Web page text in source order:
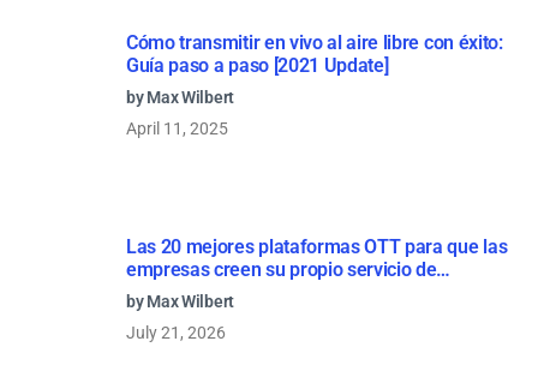
Cómo transmitir en vivo al aire libre con éxito:
Guía paso a paso [2021 Update]
by Max Wilbert
April 11, 2025
Las 20 mejores plataformas OTT para que las
empresas creen su propio servicio de
streaming (2026)
by Max Wilbert
July 21, 2026